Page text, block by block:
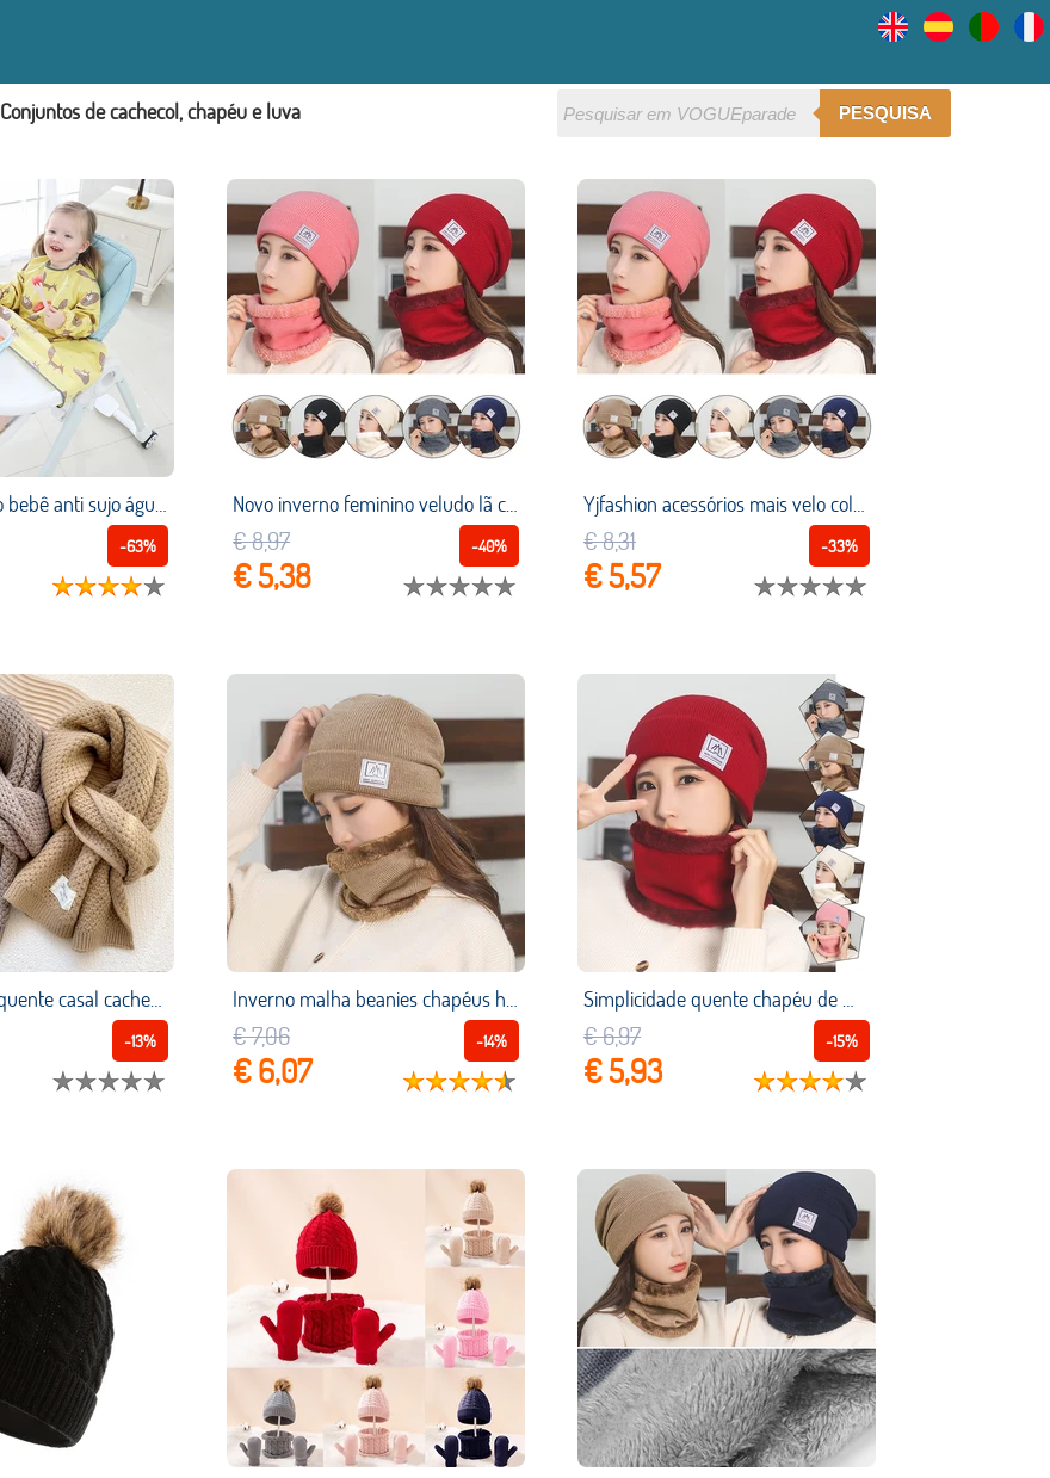
PESQUISA
Conjuntos de cachecol, chapéu e luva
Comer artefato bebê anti sujo água integrada bib almofada de mesa de jantar cadeira de bebê manga longa coverall auto comer
-63%
Novo inverno feminino veludo lã chapéus de duas peças veludo colarinho chapéu de lã material quente e confortável pele amigável e delicado
-40%
€ 8,97
€ 5,38
Yjfashion acessórios mais velo colar chapéu 1 conjunto mais velo chapéu chapéu quente chapéu de malha listrado pulôver boné elegante sólido
-33%
€ 8,31
€ 5,57
Estilo japonês quente casal cachecol doce neutro moda cor sólida outono inverno malha cachecol engrossar cachecóis quentes
-13%
Inverno malha beanies chapéus homens mais veludo grosso quente gorro skullies chapéu feminino malha carta beanie feminino conjuntos de equitação ao ar livre
-14%
€ 7,06
€ 6,07
Simplicidade quente chapéu de malha inverno mais lenço de lã confortável mais velo chapéu à moda pele amigável listrado pulôver boné
-15%
€ 6,97
€ 5,93